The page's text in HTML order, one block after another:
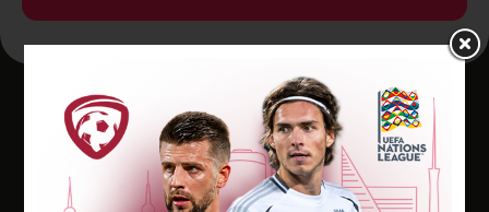
Jaunākās ziņas